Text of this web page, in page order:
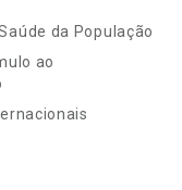
da População
ao